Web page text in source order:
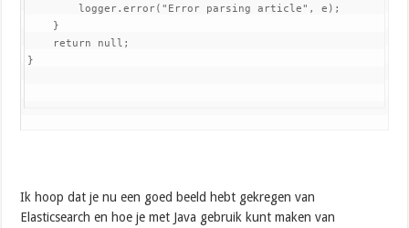
        logger.error("Error parsing article", e);
    }
    return null;
}
Ik hoop dat je nu een goed beeld hebt gekregen van
Elasticsearch en hoe je met Java gebruik kunt maken van